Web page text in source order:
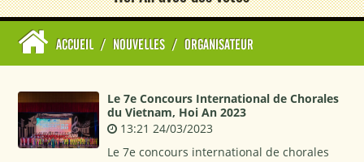
ACCUEIL / NOUVELLES / ORGANISATEUR
Le 7e Concours International de Chorales
du Vietnam, Hoi An 2023
13:21 24/03/2023
Le 7e concours international de chorales